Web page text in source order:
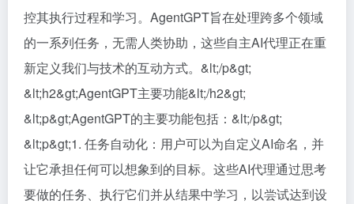
控其执行过程和学习。AgentGPT旨在处理跨多个领域
的一系列任务，无需人类协助，这些自主AI代理正在重
新定义我们与技术的互动方式。&lt;/p&gt;
&lt;h2&gt;AgentGPT主要功能&lt;/h2&gt;
&lt;p&gt;AgentGPT的主要功能包括：&lt;/p&gt;
&lt;p&gt;1. 任务自动化：用户可以为自定义AI命名，并
让它承担任何可以想象到的目标。这些AI代理通过思考
要做的任务、执行它们并从结果中学习，以尝试达到设